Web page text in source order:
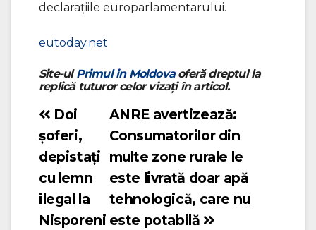
declarațiile europarlamentarului.
eutoday.net
Site-ulPrimul in Moldovaoferă dreptul la
replică tuturor celor vizați în articol.
Navigare
în
articole
ANRE avertizează:
Consumatorilor din
multe zone rurale le
este livrată doar apă
tehnologică, care nu
este potabilă
Doi
șoferi,
depistați
cu lemn
ilegal la
Nisporeni